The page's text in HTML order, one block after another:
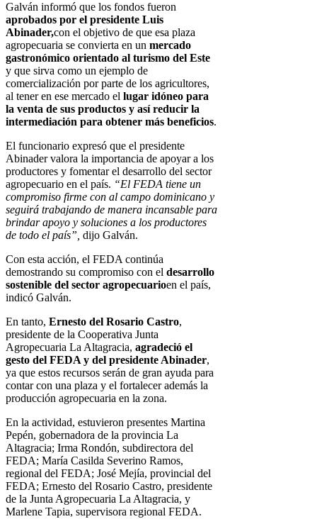
Galván informó que los fondos fueron
aprobados por el presidente Luis
Abinader,con el objetivo de que esa plaza
agropecuaria se convierta en un mercado
gastronómico orientado al turismo del Este
y que sirva como un ejemplo de
comercialización por parte de los agricultores,
al tener en ese mercado el lugar idóneo para
la venta de sus productos y así reducir la
intermediación para obtener más beneficios.
El funcionario expresó que el presidente
Abinader valora la importancia de apoyar a los
productores y fomentar el desarrollo del sector
agropecuario en el país. “El FEDA tiene un
compromiso firme con al campo dominicano y
seguirá trabajando de manera incansable para
brindar apoyo y soluciones a los productores
de todo el país”, dijo Galván.
Con esta acción, el FEDA continúa
demostrando su compromiso con el desarrollo
sostenible del sector agropecuarioen el país,
indicó Galván.
En tanto, Ernesto del Rosario Castro,
presidente de la Cooperativa Junta
Agropecuaria La Altagracia, agradeció el
gesto del FEDA y del presidente Abinader,
ya que estos recursos serán de gran ayuda para
contar con una plaza y el fortalecer además la
producción agropecuaria en la zona.
En la actividad, estuvieron presentes Martina
Pepén, gobernadora de la provincia La
Altagracia; Irma Rondón, subdirectora del
FEDA; María Casilda Severino Ramos,
regional del FEDA; José Mejía, provincial del
FEDA; Ernesto del Rosario Castro, presidente
de la Junta Agropecuaria La Altagracia, y
Marlene Tapia, supervisora regional FEDA.